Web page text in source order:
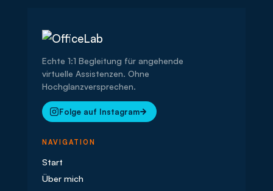
Echte 1:1 Begleitung für angehende
virtuelle Assistenzen. Ohne
Hochglanzversprechen.
Folge auf Instagram
NAVIGATION
Start
Über mich